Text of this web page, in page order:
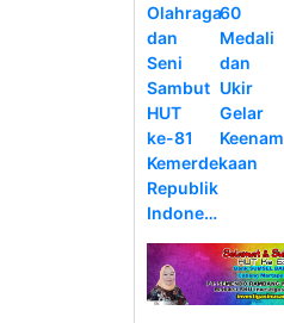
Olahraga
dan
Seni
Sambut
HUT
ke-81
Kemerdekaan
Republik
Indone…
60
Medali
dan
Ukir
Gelar
Keenam